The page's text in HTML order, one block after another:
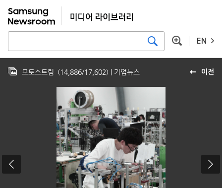
EN
이전
포토스트림 (14,886/17,602) | 기업뉴스